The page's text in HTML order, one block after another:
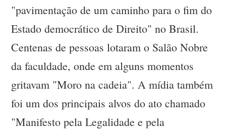
"pavimentação de um caminho para o fim do
Estado democrático de Direito" no Brasil.
Centenas de pessoas lotaram o Salão Nobre
da faculdade, onde em alguns momentos
gritavam "Moro na cadeia". A mídia também
foi um dos principais alvos do ato chamado
"Manifesto pela Legalidade e pela